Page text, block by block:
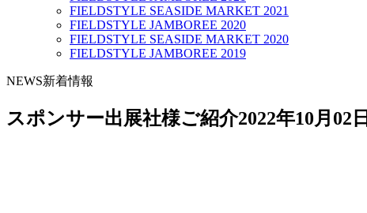
FIELDSTYLE SEASIDE MARKET 2021
FIELDSTYLE JAMBOREE 2020
FIELDSTYLE SEASIDE MARKET 2020
FIELDSTYLE JAMBOREE 2019
NEWS新着情報
スポンサー出展社様ご紹介2022年10月02日